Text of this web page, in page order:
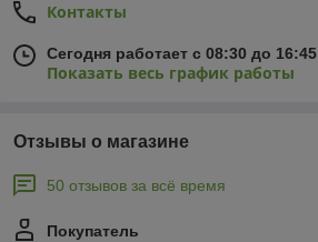
Контакты
Сегодня работает с 08:30 до 16:45
Показать весь график работы
Отзывы о магазине
50 отзывов за всё время
Покупатель